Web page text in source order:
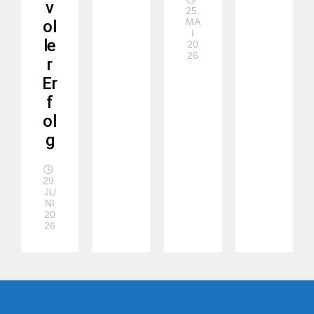
v
ol
le
r
Er
f
ol
g
29.
JU
NI
20
26
25.
MA
I
20
26